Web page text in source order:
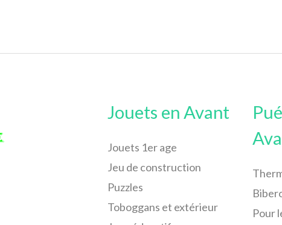
Jouets en Avant
Jouets 1er age
Jeu de construction
Puzzles
Toboggans et extérieur
Pour